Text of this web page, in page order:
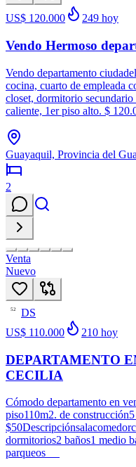
US$ 120.000 249 hoy
Vendo Hermoso
Vendo departamento
cocina, cuarto de empleada
closet, dormitorio
caliente, 1er piso alto. $
Guayaquil, Provincia del
2
Venta
Nuevo
52
DS
US$ 110.000
210 hoy
DEPARTAMENTO
CECILIA
Cómodo departamento en
piso110m2. de
dormitorios2 baños1 medio
parqueos